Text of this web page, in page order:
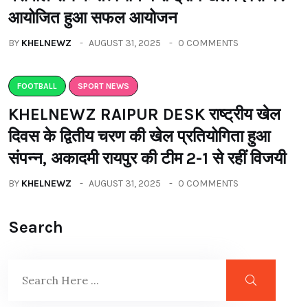
आयोजित हुआ सफल आयोजन
BY KHELNEWZ AUGUST 31, 2025 0 COMMENTS
FOOTBALL SPORT NEWS
KHELNEWZ RAIPUR DESK राष्ट्रीय खेल
दिवस के द्वितीय चरण की खेल प्रतियोगिता हुआ
संपन्न, अकादमी रायपुर की टीम 2-1 से रहीं विजयी
BY KHELNEWZ AUGUST 31, 2025 0 COMMENTS
Search